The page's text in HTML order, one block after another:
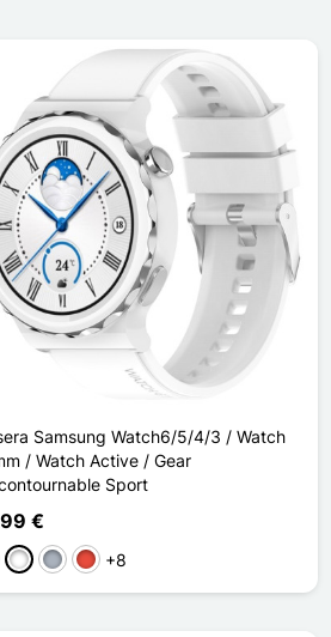
Samsung Watch6/5/4/3 / Watch
/ Watch Active / Gear
Sport
€
Blanco
Gris Rojo+8